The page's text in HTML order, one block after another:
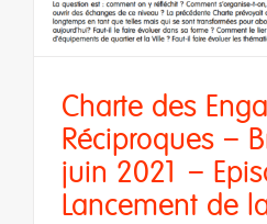
Charte des
Réciproques –
juin 2021 –
Lancement de